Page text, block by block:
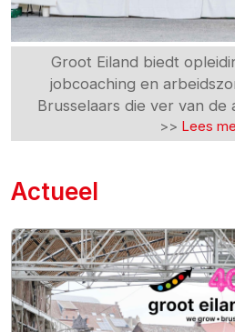
Groot Eiland biedt
jobcoaching en
Brusselaars die ver van de
>> Lees
Groot Eiland biedt
jobcoaching en
Brusselaars die ver van de
>> Lees
Actueel